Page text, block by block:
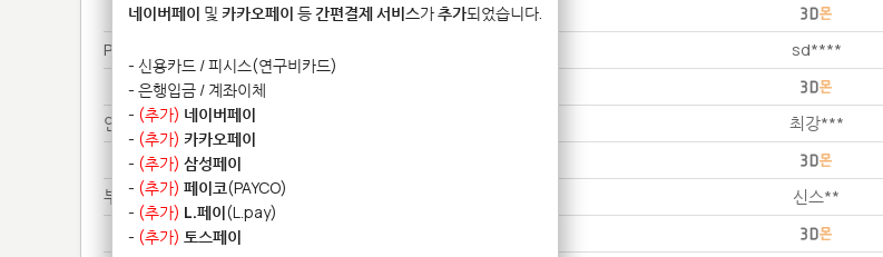
배송**
PA******** sd****
PA********
안녕************ 최강***
안녕************
부러**************************** 신스**
부러****************************
네이버페이 및 카카오페이 등간편결제 서비스가추가되었습니다.
- 신용카드 / 피시스(연구비카드)
- 은행입금 / 계좌이체
- (추가) 네이버페이
- (추가) 카카오페이
- (추가) 삼성페이
- (추가) 페이코(PAYCO)
- (추가) L.페이(L.pay)
- (추가) 토스페이